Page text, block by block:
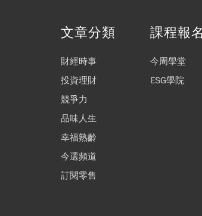
文章分類
財經時事
投資理財
競爭力
品味人生
幸福熟齡
今選頻道
訂閱零售
課程報名
今周學堂
ESG學院